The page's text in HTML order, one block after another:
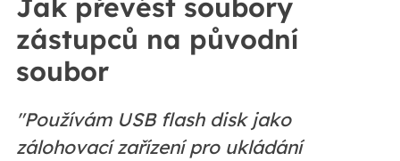
Jak převést soubory
zástupců na původní
soubor
"Používám USB flash disk jako
zálohovací zařízení pro ukládání